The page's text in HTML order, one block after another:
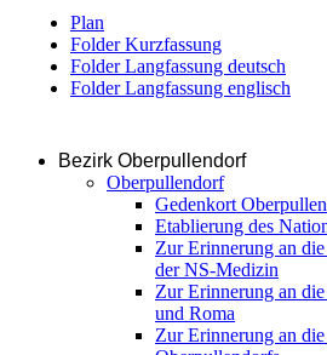
Plan
Folder Kurzfassung
Folder Langfassung deutsch
Folder Langfassung englisch
Bezirk Oberpullendorf
Oberpullendorf
Gedenkort
Etablierung des
Zur Erinnerung an
der NS-Medizin
Zur Erinnerung an
und Roma
Zur Erinnerung an